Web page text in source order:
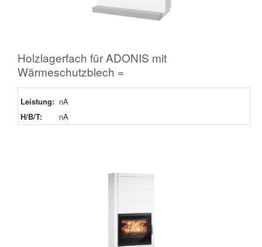
Holzlagerfach für ADONIS mit
Wärmeschutzblech =
Leistung: nA
H/B/T:
nA